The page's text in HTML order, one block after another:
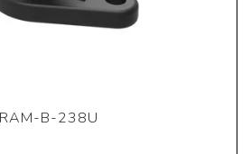
RAM-B-238U